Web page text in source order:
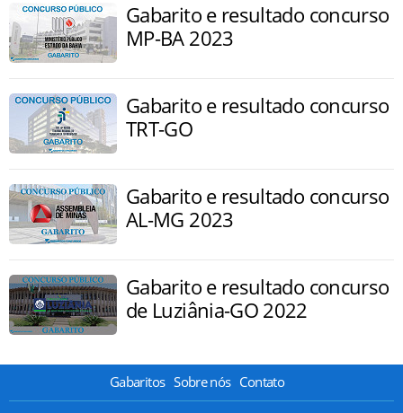
Gabarito e resultado concurso
MP-BA 2023
Gabarito e resultado concurso
TRT-GO
Gabarito e resultado concurso
AL-MG 2023
Gabarito e resultado concurso
de Luziânia-GO 2022
Gabaritos Sobre nós Contato